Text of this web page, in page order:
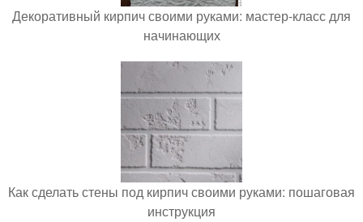
Декоративный кирпич своими руками: мастер-класс для
начинающих
Как сделать стены под кирпич своими руками: пошаговая
инструкция